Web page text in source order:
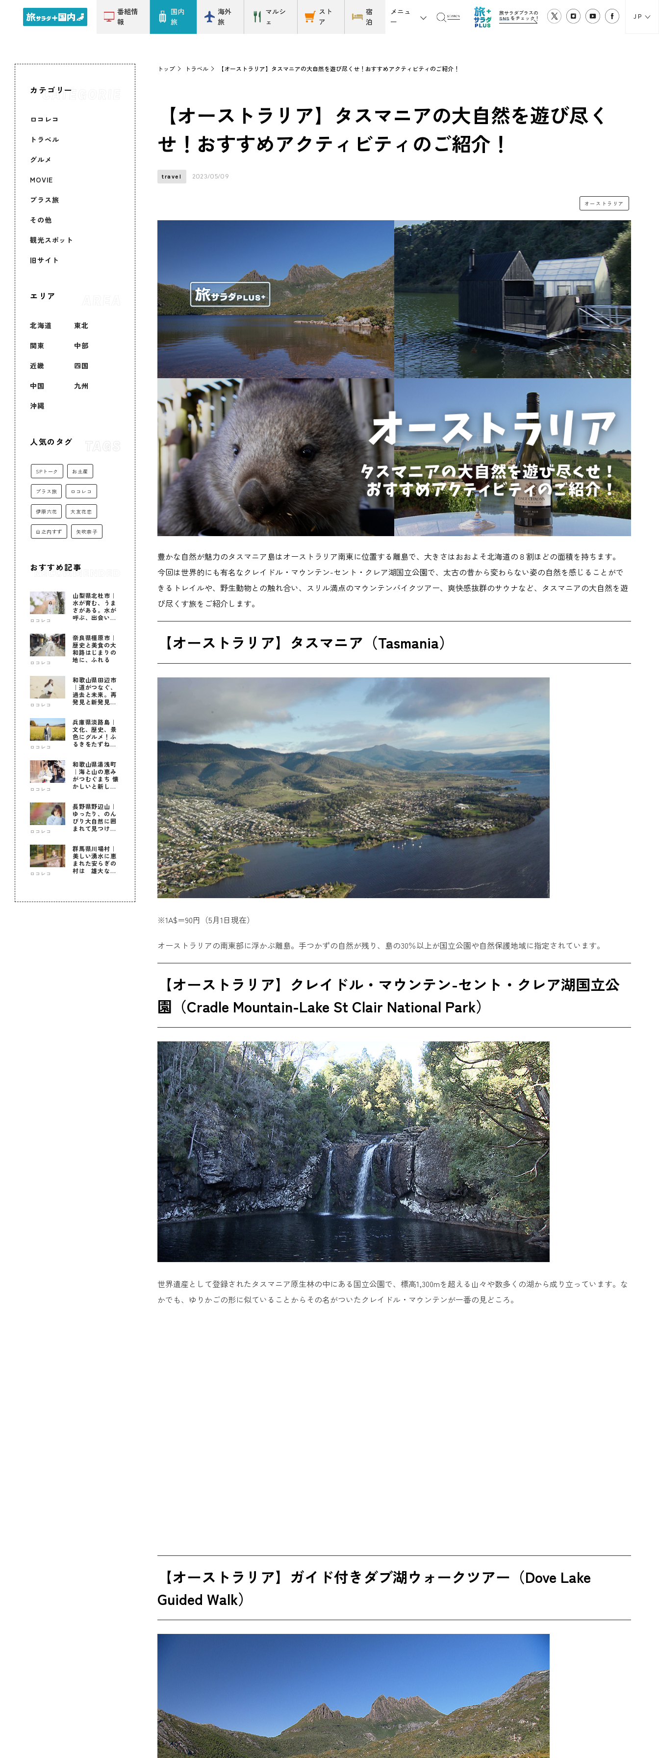
番組情
報
国内
旅
海外
旅
マルシ
ェ
スト
ア
宿
泊
メニュ
ー
旅サラダプラスの
SNS をチェック！ JP
カテゴリー
ロコレコ
トラベル
グルメ
MOVIE
プラス旅
その他
観光スポット
旧サイト
エリア
北海道 東北
関東 中部
近畿 四国
中国 九州
沖縄
人気のタグ
SPトーク お土産
プラス旅 ロコレコ
伊原六花 大友花恋
山之内すず 矢吹奈子
おすすめ記事
ロコレコ
山梨県北杜市｜
水が育む、うま
さがある。水が
呼ぶ、出会いが
ロコレコ
奈良県橿原市｜
歴史と美食の大
和路はじまりの
地に、ふれる
ロコレコ
和歌山県田辺市
｜道がつなぐ、
過去と未来。再
発見と新発見の
ロコレコ
兵庫県淡路島｜
文化、歴史、景
色にグルメ！ふ
るきをたずねて
ロコレコ
和歌山県湯浅町
｜海と山の恵み
がつむぐまち 懐
かしいと新しい
ロコレコ
長野県野辺山｜
ゆったり、のん
びり大自然に囲
まれて見つけ
ロコレコ
群馬県川場村｜
美しい湧水に恵
まれた安らぎの
村は 雄大な自
トップ トラベル 【オーストラリア】タスマニアの大自然を遊び尽くせ！おすすめアクティビティのご紹介！
【オーストラリア】タスマニアの大自然を遊び尽く
せ！おすすめアクティビティのご紹介！
travel 2023/05/09
オーストラリア
豊かな自然が魅力のタスマニア島はオーストラリア南東に位置する離島で、大きさはおおよそ北海道の８割ほどの面積を持ちます。
今回は世界的にも有名なクレイドル・マウンテン-セント・クレア湖国立公園で、太古の昔から変わらない姿の自然を感じることがで
きるトレイルや、野生動物との触れ合い、スリル満点のマウンテンバイクツアー、爽快感抜群のサウナなど、タスマニアの大自然を遊
び尽くす旅をご紹介します。
【オーストラリア】タスマニア（Tasmania）
※1A$＝90円（5月1日現在）
オーストラリアの南東部に浮かぶ離島。手つかずの自然が残り、島の30％以上が国立公園や自然保護地域に指定されています。
【オーストラリア】クレイドル・マウンテン-セント・クレア湖国立公
園（Cradle Mountain-Lake St Clair National Park）
世界遺産として登録されたタスマニア原生林の中にある国立公園で、標高1,300mを超える山々や数多くの湖から成り立っています。な
かでも、ゆりかごの形に似ていることからその名がついたクレイドル・マウンテンが一番の見どころ。
【オーストラリア】ガイド付きダブ湖ウォークツアー（Dove Lake
Guided Walk）